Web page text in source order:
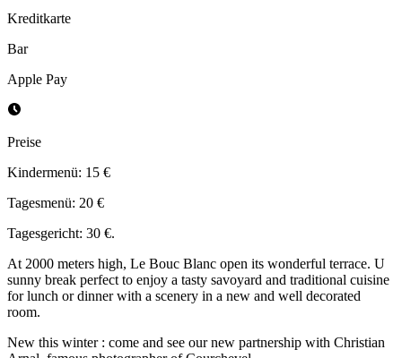
Kreditkarte
Bar
Apple Pay
Preise
Kindermenü: 15 €
Tagesmenü: 20 €
Tagesgericht: 30 €.
At 2000 meters high, Le Bouc Blanc open its wonderful terrace. U
sunny break perfect to enjoy a tasty savoyard and traditional cuisine
for lunch or dinner with a scenery in a new and well decorated
room.
New this winter : come and see our new partnership with Christian